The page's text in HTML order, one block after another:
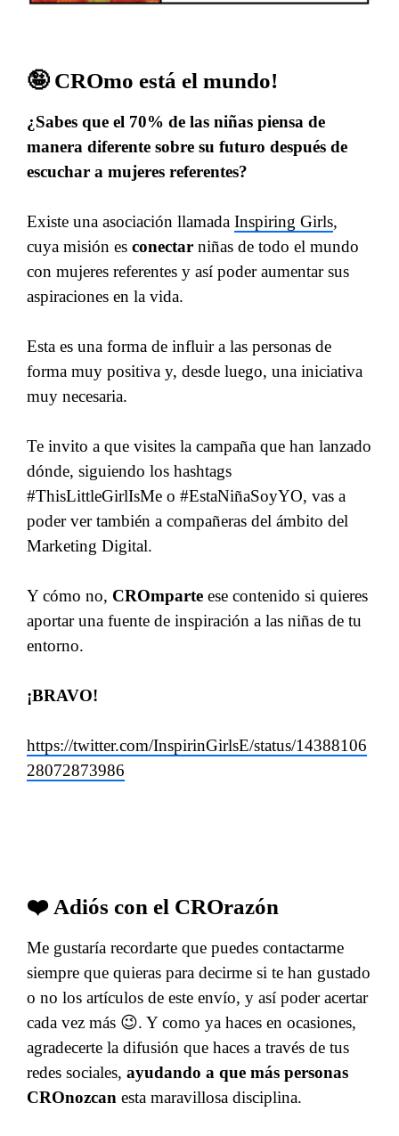
🤪 CROmo está el mundo!
¿Sabes que el 70% de las niñas piensa de
manera diferente sobre su futuro después de
escuchar a mujeres referentes?
Existe una asociación llamada Inspiring Girls,
cuya misión es conectar niñas de todo el mundo
con mujeres referentes y así poder aumentar sus
aspiraciones en la vida.
Esta es una forma de influir a las personas de
forma muy positiva y, desde luego, una iniciativa
muy necesaria.
Te invito a que visites la campaña que han lanzado
dónde, siguiendo los hashtags
#ThisLittleGirlIsMe o #EstaNiñaSoyYO, vas a
poder ver también a compañeras del ámbito del
Marketing Digital.
Y cómo no, CROmparte ese contenido si quieres
aportar una fuente de inspiración a las niñas de tu
entorno.
¡BRAVO!
https://twitter.com/InspirinGirlsE/status/14388106
28072873986
❤️ Adiós con el CROrazón
Me gustaría recordarte que puedes contactarme
siempre que quieras para decirme si te han gustado
o no los artículos de este envío, y así poder acertar
cada vez más 😉. Y como ya haces en ocasiones,
agradecerte la difusión que haces a través de tus
redes sociales, ayudando a que más personas
CROnozcan esta maravillosa disciplina.